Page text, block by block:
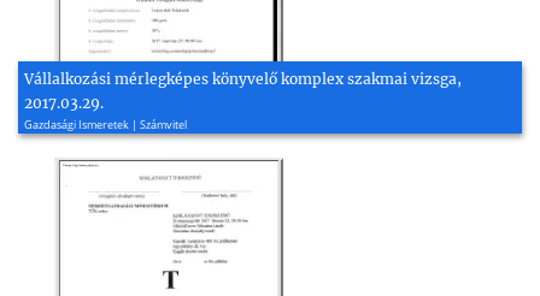
Vállalkozási mérlegképes könyvelő komplex szakmai vizsga,
2017.03.29.
Gazdasági Ismeretek | Számvitel